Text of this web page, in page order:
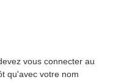
vous connecter au
qu'avec votre nom